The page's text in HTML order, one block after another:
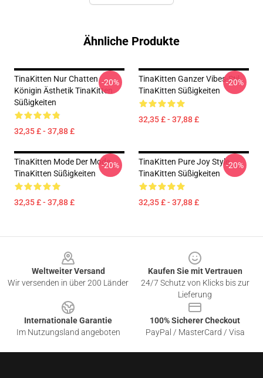
Ähnliche Produkte
TinaKitten Nur Chatten
Königin Ästhetik TinaKitten
Süßigkeiten
32,35 £ - 37,88 £
-20%
TinaKitten Ganzer Vibes-Stil
TinaKitten Süßigkeiten
32,35 £ - 37,88 £
-20%
TinaKitten Mode Der Mode
TinaKitten Süßigkeiten
32,35 £ - 37,88 £
-20%
TinaKitten Pure Joy Style
TinaKitten Süßigkeiten
32,35 £ - 37,88 £
-20%
Weltweiter Versand
Wir versenden in über 200 Länder
Kaufen Sie mit Vertrauen
24/7 Schutz von Klicks bis zur
Lieferung
Internationale Garantie
Im Nutzungsland angeboten
100% Sicherer Checkout
PayPal / MasterCard / Visa